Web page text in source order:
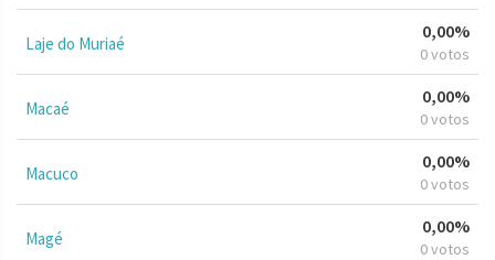
Laje do Muriaé
0,00%
0 votos
Macaé
0,00%
0 votos
Macuco
0,00%
0 votos
Magé
0,00%
0 votos